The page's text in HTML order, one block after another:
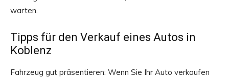
warten.
Tipps für den Verkauf eines Autos in
Koblenz
Fahrzeug gut präsentieren: Wenn Sie Ihr Auto verkaufen